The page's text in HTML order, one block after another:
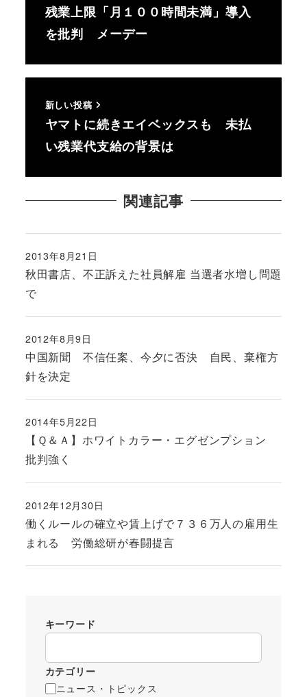
残業上限「月１００時間未満」導入
を批判 メーデー
新しい投稿
ヤマトに続きエイベックスも 未払
い残業代支給の背景は
関連記事
秋田書店、不正訴えた社員解雇 当選者水増し問題
で
投稿日
2013年8月21日
中国新聞 不信任案、今夕に否決 自民、棄権方
針を決定
投稿日
2012年8月9日
【Ｑ＆Ａ】ホワイトカラー・エグゼンプション
批判強く
投稿日
2014年5月22日
働くルールの確立や賃上げで７３６万人の雇用生
まれる 労働総研が春闘提言
投稿日
2012年12月30日
キーワード
カテゴリー
ニュース・トピックス